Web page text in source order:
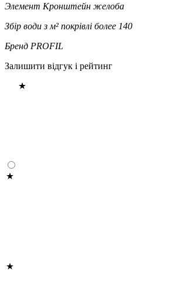
Элемент Кронштейн желоба
Збір води з м² покрівлі более 140
Бренд PROFIL
Залишити відгук і рейтинг